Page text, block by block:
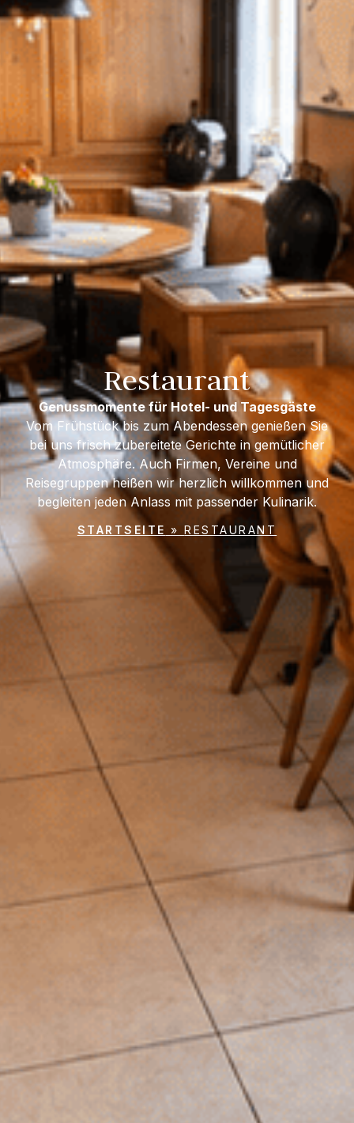
Restaurant
Genussmomente für Hotel- und Tagesgäste
Vom Frühstück bis zum Abendessen genießen Sie
bei uns frisch zubereitete Gerichte in gemütlicher
Atmosphäre. Auch Firmen, Vereine und
Reisegruppen heißen wir herzlich willkommen und
begleiten jeden Anlass mit passender Kulinarik.
STARTSEITE »RESTAURANT